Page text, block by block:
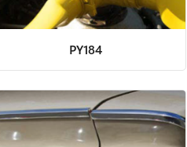
PY184